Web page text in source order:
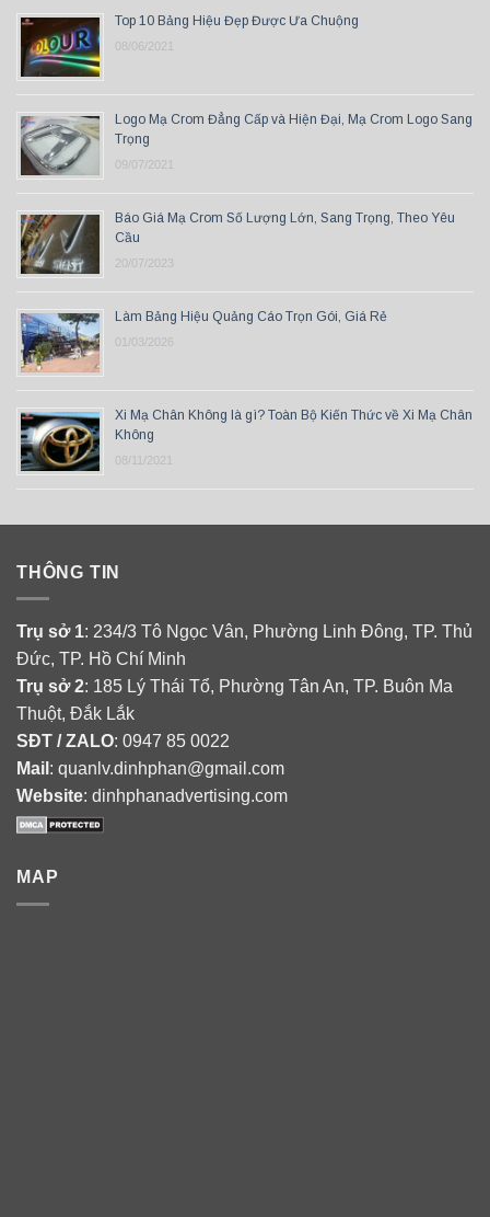
Top 10 Bảng Hiệu Đẹp Được Ưa Chuộng
08/06/2021
Logo Mạ Crom Đẳng Cấp và Hiện Đại, Mạ Crom Logo Sang
Trọng
09/07/2021
Báo Giá Mạ Crom Số Lượng Lớn, Sang Trọng, Theo Yêu
Cầu
20/07/2023
Làm Bảng Hiệu Quảng Cáo Trọn Gói, Giá Rẻ
01/03/2026
Xi Mạ Chân Không là gì? Toàn Bộ Kiến Thức về Xi Mạ Chân
Không
08/11/2021
THÔNG TIN
Trụ sở 1: 234/3 Tô Ngọc Vân, Phường Linh Đông, TP. Thủ
Đức, TP. Hồ Chí Minh
Trụ sở 2: 185 Lý Thái Tổ, Phường Tân An, TP. Buôn Ma
Thuột, Đắk Lắk
SĐT / ZALO: 0947 85 0022
Mail : quanlv.dinhphan@gmail.com
Website: dinhphanadvertising.com
MAP